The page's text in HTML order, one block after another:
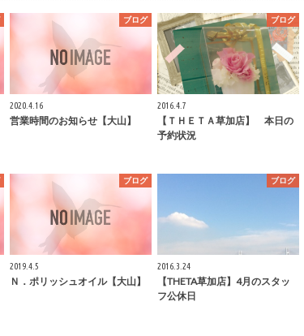
ブログ
2020.4.16
営業時間のお知らせ【大山】
ブログ
2016.4.7
【ＴＨＥＴＡ草加店】 本日の
予約状況
ブログ
2019.4.5
Ｎ．ポリッシュオイル【大山】
ブログ
2016.3.24
【THETA草加店】4月のスタッ
フ公休日